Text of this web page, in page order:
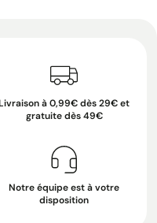
à 0,99€ dès 29€ et
gratuite dès 49€
Notre équipe est à votre
disposition